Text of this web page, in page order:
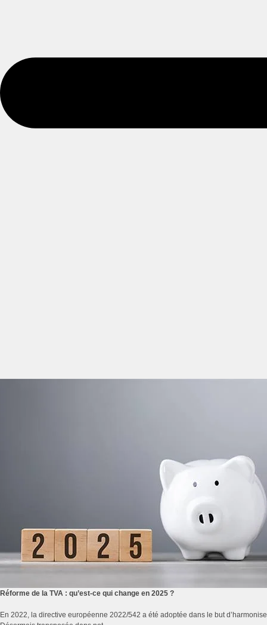
Réforme de la TVA : qu’est-ce qui change en 2025 ?
En 2022, la directive européenne 2022/542 a été adoptée dans le but